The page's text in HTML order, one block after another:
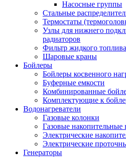
Насосные группы
Стальные
Термостаты
Узлы для нижнего
радиаторов
Фильтр жидкого топлива
Шаровые краны
Бойлеры
Бойлеры косвенного
Буферные емкости
Комбинированные
Комплектующие к
Водонагреватели
Газовые колонки
Газовые накопительные
Электрические
Электрические
Генераторы